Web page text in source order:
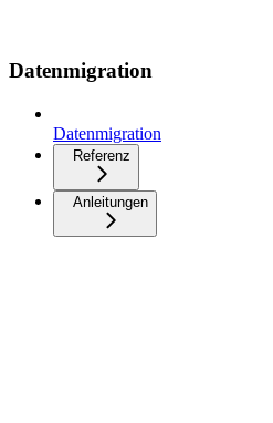
Datenmigration
Datenmigration
Referenz
Anleitungen